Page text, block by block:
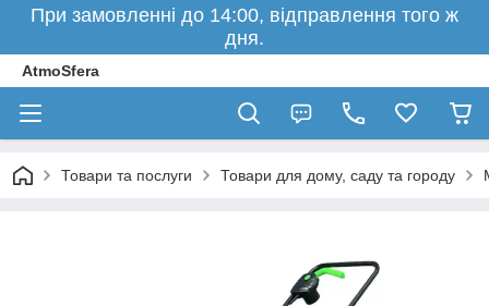
При замовленні до 14:00, відправлення того ж
дня.
AtmoSfera
Товари та послуги Товари для дому, саду та городу